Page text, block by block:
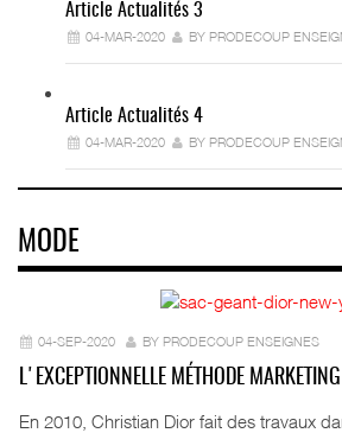
Article Actualités 3
04-MAR-2020 BY PRODECOUP
Article Actualités 4
04-MAR-2020 BY PRODECOUP
MODE
04-SEP-2020 BY PRODECOUP ENSEIGNES
L'EXCEPTIONNELLE MÉTHODE
En 2010, Christian Dior fait des travaux